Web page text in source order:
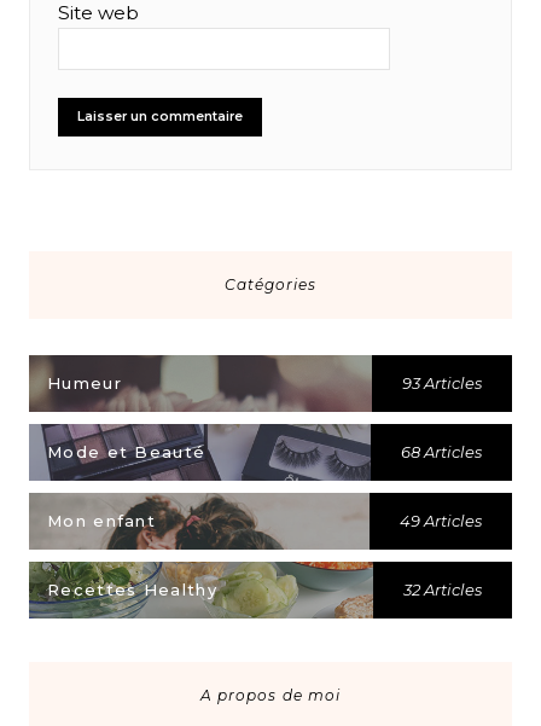
Site web
Catégories
Humeur 93 Articles
Mode et Beauté 68 Articles
Mon enfant 49 Articles
Recettes Healthy 32 Articles
A propos de moi